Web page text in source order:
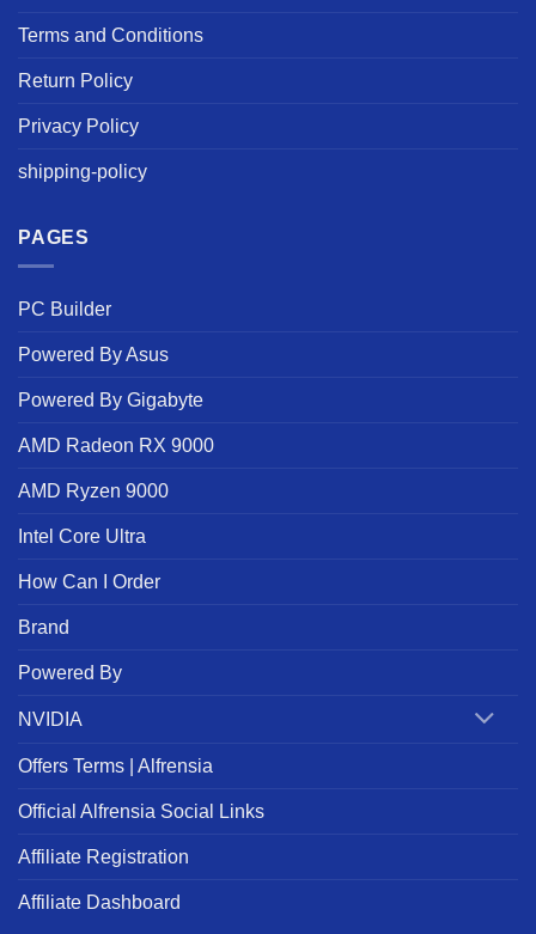
Terms and Conditions
Return Policy
Privacy Policy
shipping-policy
PAGES
PC Builder
Powered By Asus
Powered By Gigabyte
AMD Radeon RX 9000
AMD Ryzen 9000
Intel Core Ultra
How Can I Order
Brand
Powered By
NVIDIA
Offers Terms | Alfrensia
Official Alfrensia Social Links
Affiliate Registration
Affiliate Dashboard